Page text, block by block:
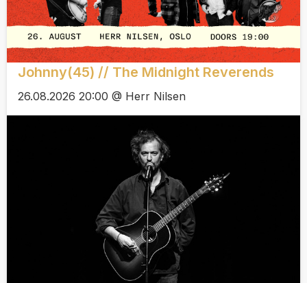
Johnny(45) // The Midnight Reverends
26.08.2026 20:00 @ Herr Nilsen